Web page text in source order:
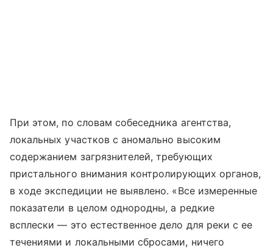
При этом, по словам собеседника агентства,
локальных участков с аномально высоким
содержанием загрязнителей, требующих
пристального внимания контролирующих органов,
в ходе экспедиции не выявлено. «Все измеренные
показатели в целом однородны, а редкие
всплески — это естественное дело для реки с ее
течениями и локальными сбросами, ничего